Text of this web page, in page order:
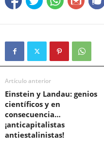
Artículo anterior
Einstein y Landau: genios
científicos y en
consecuencia…
¡anticapitalistas
antiestalinistas!